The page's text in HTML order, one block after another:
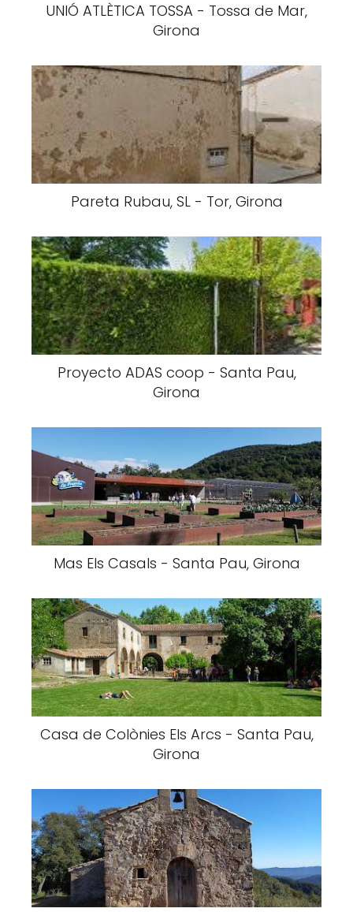
UNIÓ ATLÈTICA TOSSA - Tossa de Mar,
Girona
Pareta Rubau, SL - Tor, Girona
Proyecto ADAS coop - Santa Pau,
Girona
Mas Els Casals - Santa Pau, Girona
Casa de Colònies Els Arcs - Santa Pau,
Girona